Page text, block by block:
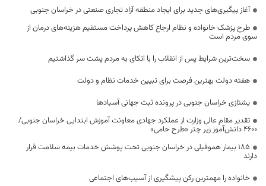
آغاز پیگیری‌های جدید برای ایجاد منطقه آزاد تجاری صنعتی در خراسان جنوبی
طرح پزشک خانواده و نظام ارجاع کاهش پرداخت مستقیم هزینه‌های درمان از
سوی مردم است
سخت‌ترین شرایط پس از انقلاب را با اتکای به مردم پشت سر گذاشتیم
هفته دولت بهترین فرصت برای تبیین خدمات نظام و دولت
یشتازی خراسان جنوبی در پرونده ثبت جهانی آسبادها
تقدیر مقام عالی وزارت از عملکرد جهادی معاونت آموزش ابتدایی خراسان جنوبی/
۴۶۰۰ دانش‌آموز زیر چتر «طرح حامی»
۱۸۵ بیمار هموفیلی در خراسان جنوبی تحت پوشش خدمات بیمه سلامت قرار
دارند
خانواده را مهمترین رکن پیشگیری از آسیب‌های اجتماعی